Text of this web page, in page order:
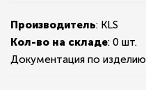
Производитель: KLS
Кол-во на складе: 0 шт.
Документация по изделию